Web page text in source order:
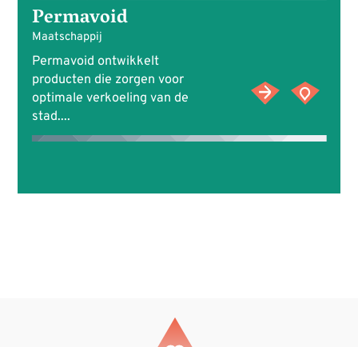
Permavoid
Maatschappij
Permavoid ontwikkelt
producten die zorgen voor
optimale verkoeling van de
stad....